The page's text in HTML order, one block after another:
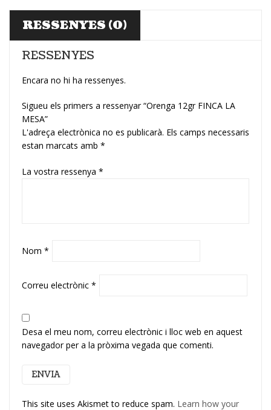
RESSENYES (0)
RESSENYES
Encara no hi ha ressenyes.
Sigueu els primers a ressenyar “Orenga 12gr FINCA LA
MESA”
L'adreça electrònica no es publicarà. Els camps necessaris
estan marcats amb *
La vostra ressenya *
Nom *
Correu electrònic *
Desa el meu nom, correu electrònic i lloc web en aquest
navegador per a la pròxima vegada que comenti.
This site uses Akismet to reduce spam. Learn how your